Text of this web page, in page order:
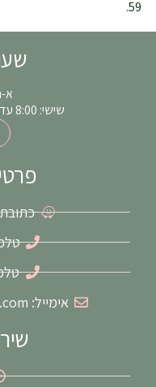
א-ה:
שישי: 8:00 עד שעה לפני כניסת השבת
כתובת:
טלפון:
טלפון:
אימייל: fiona.flowers55@gmail.com